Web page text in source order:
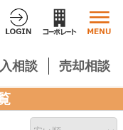
相談 売却相談